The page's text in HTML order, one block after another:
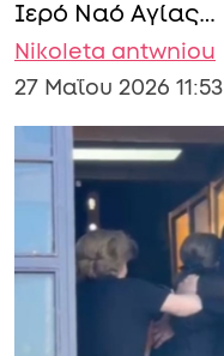
Ιερό Ναό Αγίας…
Nikoleta antwniou
27 Μαΐου 2026 11:53